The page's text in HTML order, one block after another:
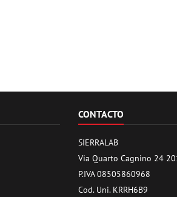
CONTACTO
SIERRALAB
Via Quarto Cagnino 24
P.IVA 08505860968
Cod. Uni. KRRH6B9